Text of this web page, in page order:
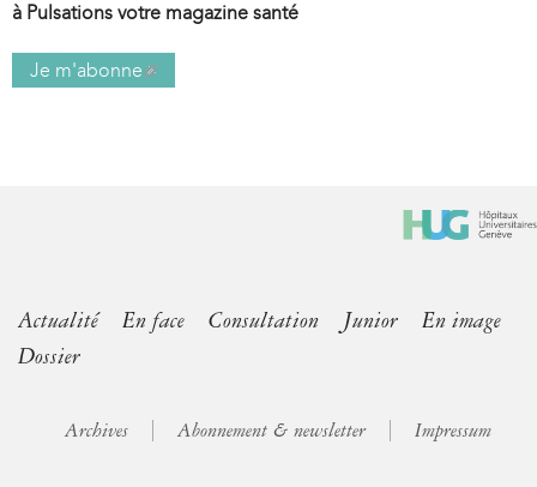
à Pulsations votre magazine santé
Je m'abonne(
t
n
Actualité En face Consultation Junior
En image
Dossier
Archives Abonnement & newsletter Impressum